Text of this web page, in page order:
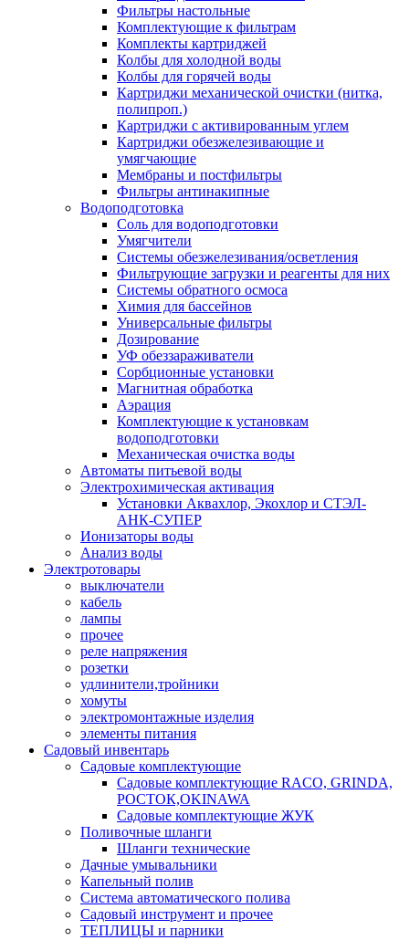
Фильтры настольные
Комплектующие к фильтрам
Комплекты картриджей
Колбы для холодной воды
Колбы для горячей воды
Картриджи механической очистки (нитка,
полипроп.)
Картриджи с активированным углем
Картриджи обезжелезивающие и
умягчающие
Мембраны и постфильтры
Фильтры антинакипные
Водоподготовка
Соль для водоподготовки
Умягчители
Системы обезжелезивания/осветления
Фильтрующие загрузки и реагенты для них
Системы обратного осмоса
Химия для бассейнов
Универсальные фильтры
Дозирование
УФ обеззараживатели
Сорбционные установки
Магнитная обработка
Аэрация
Комплектующие к установкам
водоподготовки
Механическая очистка воды
Автоматы питьевой воды
Электрохимическая активация
Установки Аквахлор, Экохлор и СТЭЛ-
АНК-СУПЕР
Ионизаторы воды
Анализ воды
Электротовары
выключатели
кабель
лампы
прочее
реле напряжения
розетки
удлинители,тройники
хомуты
электромонтажные изделия
элементы питания
Садовый инвентарь
Садовые комплектующие
Садовые комплектующие RACO, GRINDA,
РОСТОК,OKINAWA
Садовые комплектующие ЖУК
Поливочные шланги
Шланги технические
Дачные умывальники
Капельный полив
Система автоматического полива
Садовый инструмент и прочее
ТЕПЛИЦЫ и парники